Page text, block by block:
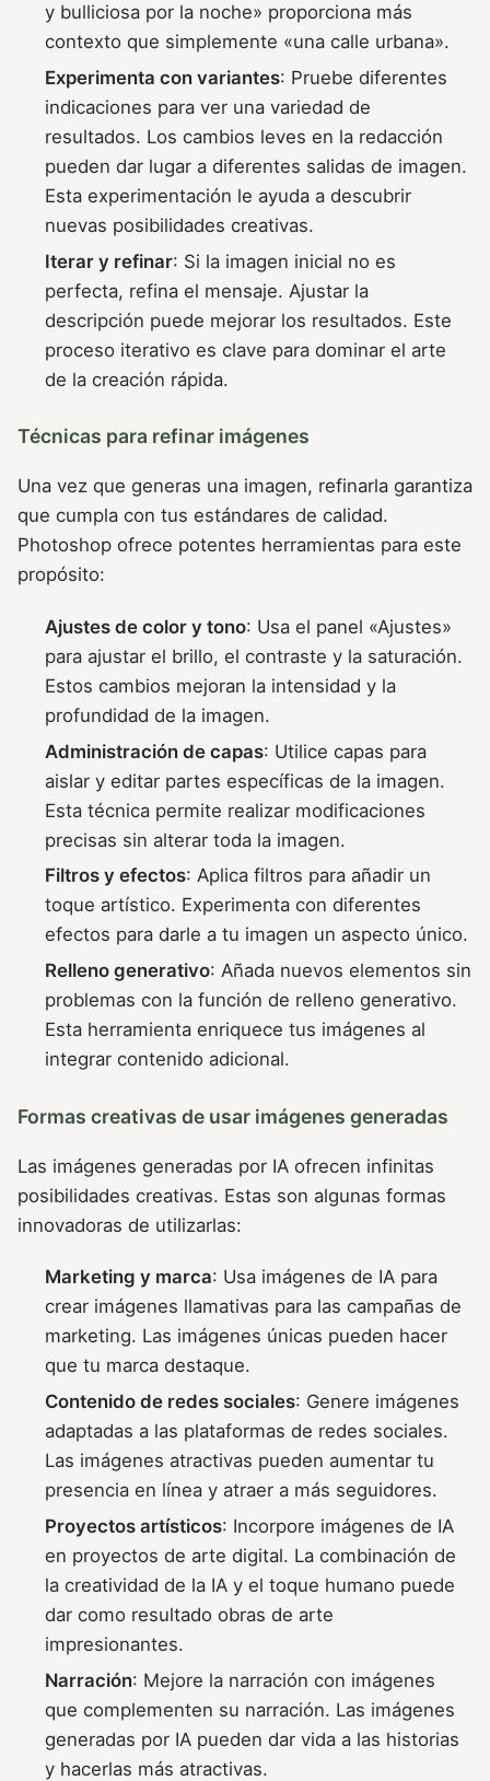
y bulliciosa por la noche» proporciona más
contexto que simplemente «una calle urbana».
Experimenta con variantes: Pruebe diferentes
indicaciones para ver una variedad de
resultados. Los cambios leves en la redacción
pueden dar lugar a diferentes salidas de imagen.
Esta experimentación le ayuda a descubrir
nuevas posibilidades creativas.
Iterar y refinar: Si la imagen inicial no es
perfecta, refina el mensaje. Ajustar la
descripción puede mejorar los resultados. Este
proceso iterativo es clave para dominar el arte
de la creación rápida.
Técnicas para refinar imágenes
Una vez que generas una imagen, refinarla garantiza
que cumpla con tus estándares de calidad.
Photoshop ofrece potentes herramientas para este
propósito:
Ajustes de color y tono: Usa el panel «Ajustes»
para ajustar el brillo, el contraste y la saturación.
Estos cambios mejoran la intensidad y la
profundidad de la imagen.
Administración de capas: Utilice capas para
aislar y editar partes específicas de la imagen.
Esta técnica permite realizar modificaciones
precisas sin alterar toda la imagen.
Filtros y efectos: Aplica filtros para añadir un
toque artístico. Experimenta con diferentes
efectos para darle a tu imagen un aspecto único.
Relleno generativo: Añada nuevos elementos sin
problemas con la función de relleno generativo.
Esta herramienta enriquece tus imágenes al
integrar contenido adicional.
Formas creativas de usar imágenes generadas
Las imágenes generadas por IA ofrecen infinitas
posibilidades creativas. Estas son algunas formas
innovadoras de utilizarlas:
Marketing y marca: Usa imágenes de IA para
crear imágenes llamativas para las campañas de
marketing. Las imágenes únicas pueden hacer
que tu marca destaque.
Contenido de redes sociales: Genere imágenes
adaptadas a las plataformas de redes sociales.
Las imágenes atractivas pueden aumentar tu
presencia en línea y atraer a más seguidores.
Proyectos artísticos: Incorpore imágenes de IA
en proyectos de arte digital. La combinación de
la creatividad de la IA y el toque humano puede
dar como resultado obras de arte
impresionantes.
Narración: Mejore la narración con imágenes
que complementen su narración. Las imágenes
generadas por IA pueden dar vida a las historias
y hacerlas más atractivas.